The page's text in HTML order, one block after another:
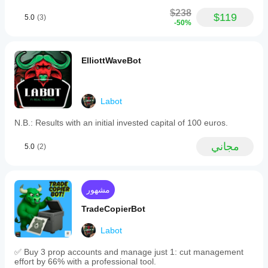
Use EMA Score
(calculation)
Which EMAs are considered
to trade
Position sizing via
(high-score EMAs get larger size)
3. Execution Logic: Touches, Breakouts & Outer Band
Direction & Trend Alignment
Direction: 0=Both 1=Long only 2=Short
only
Allow counter-trend:
true
counter-trend setups
false → strictly with-trend only
Touch Entries (Core EMA Interaction)
5.0 (3) $238
-50% $119
ElliottWaveBot
Labot
N.B.: Results with an initial invested capital of 100 euros.
5.0 (2) مجاني
مشهور
TradeCopierBot
Labot
✅ Buy 3 prop accounts and manage just 1: cut management
effort by 66% with a professional tool.